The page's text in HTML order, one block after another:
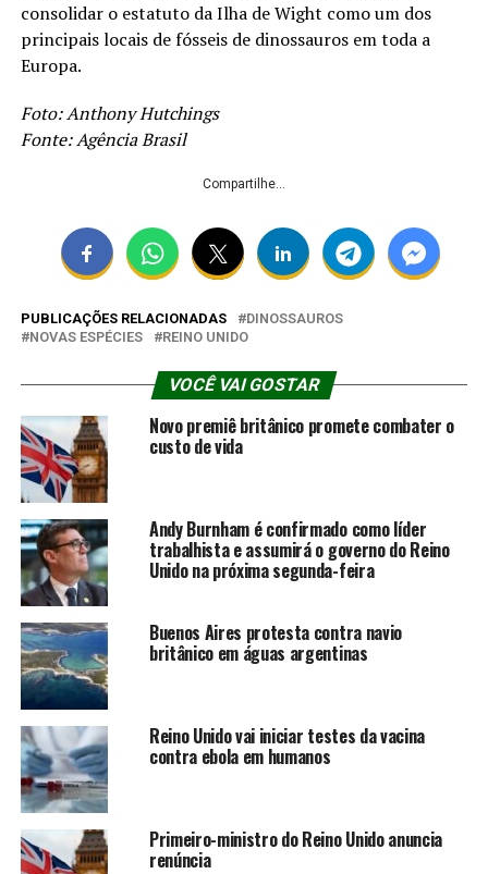
consolidar o estatuto da Ilha de Wight como um dos
principais locais de fósseis de dinossauros em toda a
Europa.
Foto: Anthony Hutchings
Fonte: Agência Brasil
Compartilhe...
PUBLICAÇÕES RELACIONADAS
DINOSSAUROS
NOVAS ESPÉCIES
REINO UNIDO
VOCÊ VAI GOSTAR
Novo premiê britânico promete combater o
custo de vida
Andy Burnham é confirmado como líder
trabalhista e assumirá o governo do Reino
Unido na próxima segunda-feira
Buenos Aires protesta contra navio
britânico em águas argentinas
Reino Unido vai iniciar testes da vacina
contra ebola em humanos
Primeiro-ministro do Reino Unido anuncia
renúncia